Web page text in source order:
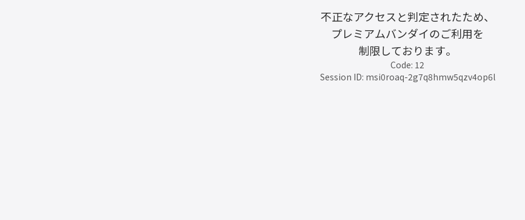
不正なアクセスと判定されたため、
プレミアムバンダイのご利用を
制限しております。
Code: 12
Session ID: msi0roaq-2g7q8hmw5qzv4op6l